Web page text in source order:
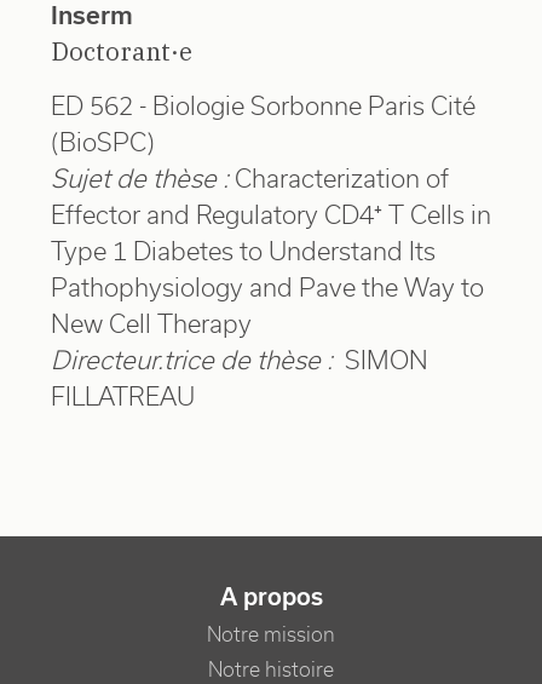
Inserm
Doctorant·e
ED 562 - Biologie Sorbonne Paris Cité
(BioSPC)
Sujet de thèse : Characterization of
Effector and Regulatory CD4⁺ T Cells in
Type 1 Diabetes to Understand Its
Pathophysiology and Pave the Way to
New Cell Therapy
Directeur.trice de thèse : SIMON
FILLATREAU
NAVIGATION PRINCIPALE
A propos
Notre mission
Notre histoire